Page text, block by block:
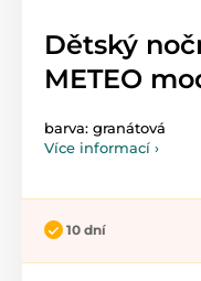
Dětský
METEO
barva: granátová
Více informací ›
10 dní